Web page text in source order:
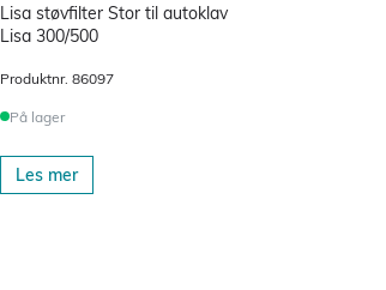
Lisa støvfilter Stor til autoklav
Lisa 300/500
Produktnr. 86097
På lager
Les mer